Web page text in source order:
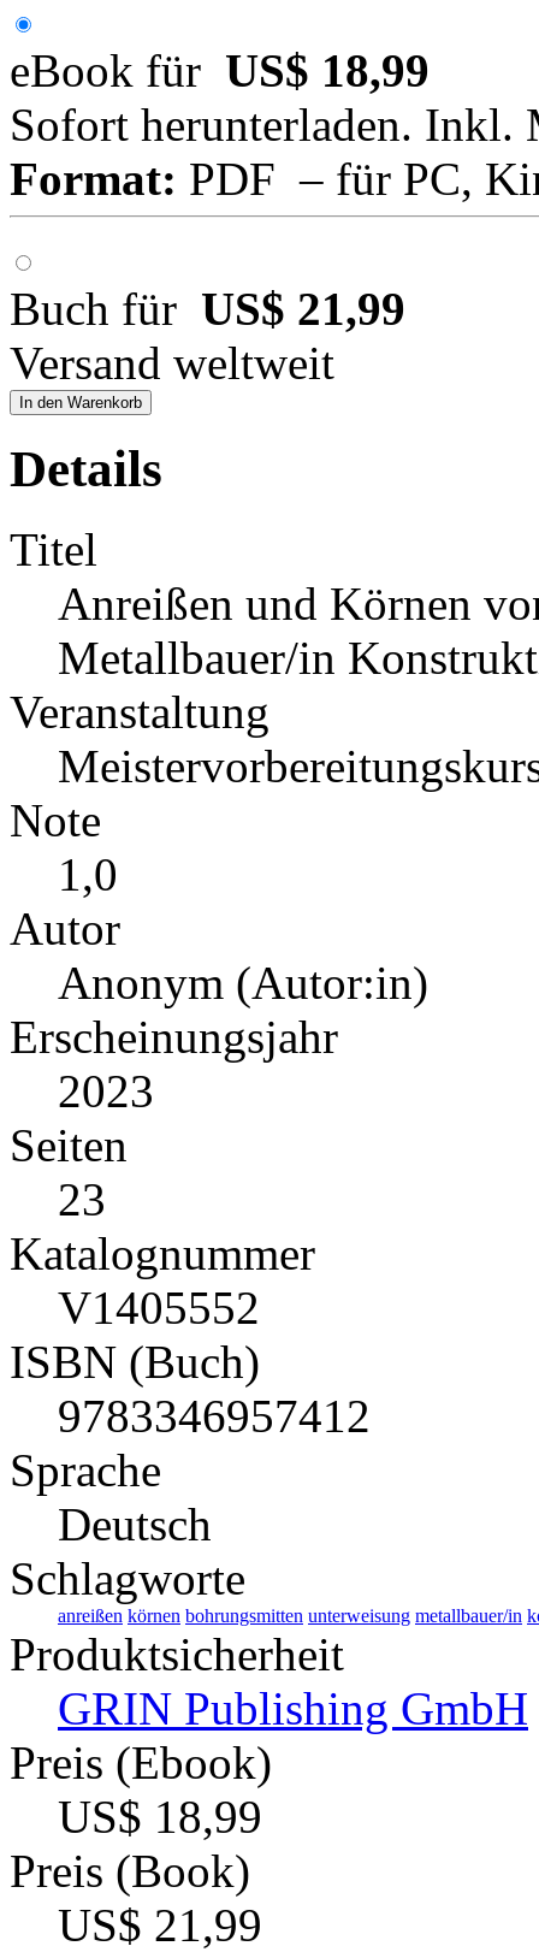
eBook für US$ 18,99
Sofort herunterladen. Inkl.
Format: PDF – für PC,
Buch für US$ 21,99
Versand weltweit
In den Warenkorb
Details
Titel
Anreißen und Körnen
Metallbauer/in
Veranstaltung
Note
1,0
Autor
Anonym (Autor:in)
Erscheinungsjahr
2023
Seiten
23
Katalognummer
V1405552
ISBN (Buch)
9783346957412
Sprache
Deutsch
Schlagworte
anreißen körnen bohrungsmitten unterweisung metallbauer/in
Produktsicherheit
GRIN Publishing GmbH
Preis (Ebook)
US$ 18,99
Preis (Book)
US$ 21,99